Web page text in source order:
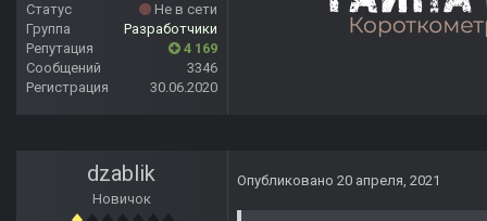
Статус
Не в сети
Группа
Разработчики
Репутация
4 169
Сообщений
3346
Регистрация
30.06.2020
dzablik
Новичок
Опубликовано 20 апреля, 2021